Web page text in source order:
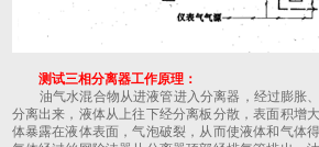
测试三相分离器工作原理：
油气水混合物从进液管进入分离器，经过膨胀、
分离出来，液体从上往下经分离板分散，表面积增
体暴露在液体表面，气泡破裂，从而使液体和气体